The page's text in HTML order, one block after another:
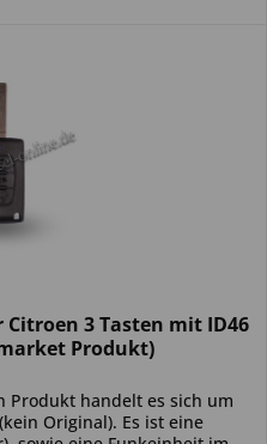
3 Tasten mit ID46
Produkt)
Produkt handelt es sich um
Original). Es ist eine